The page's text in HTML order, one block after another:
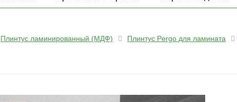
Плинтус ламинированный (МДФ) Плинтус Pergo для ламината